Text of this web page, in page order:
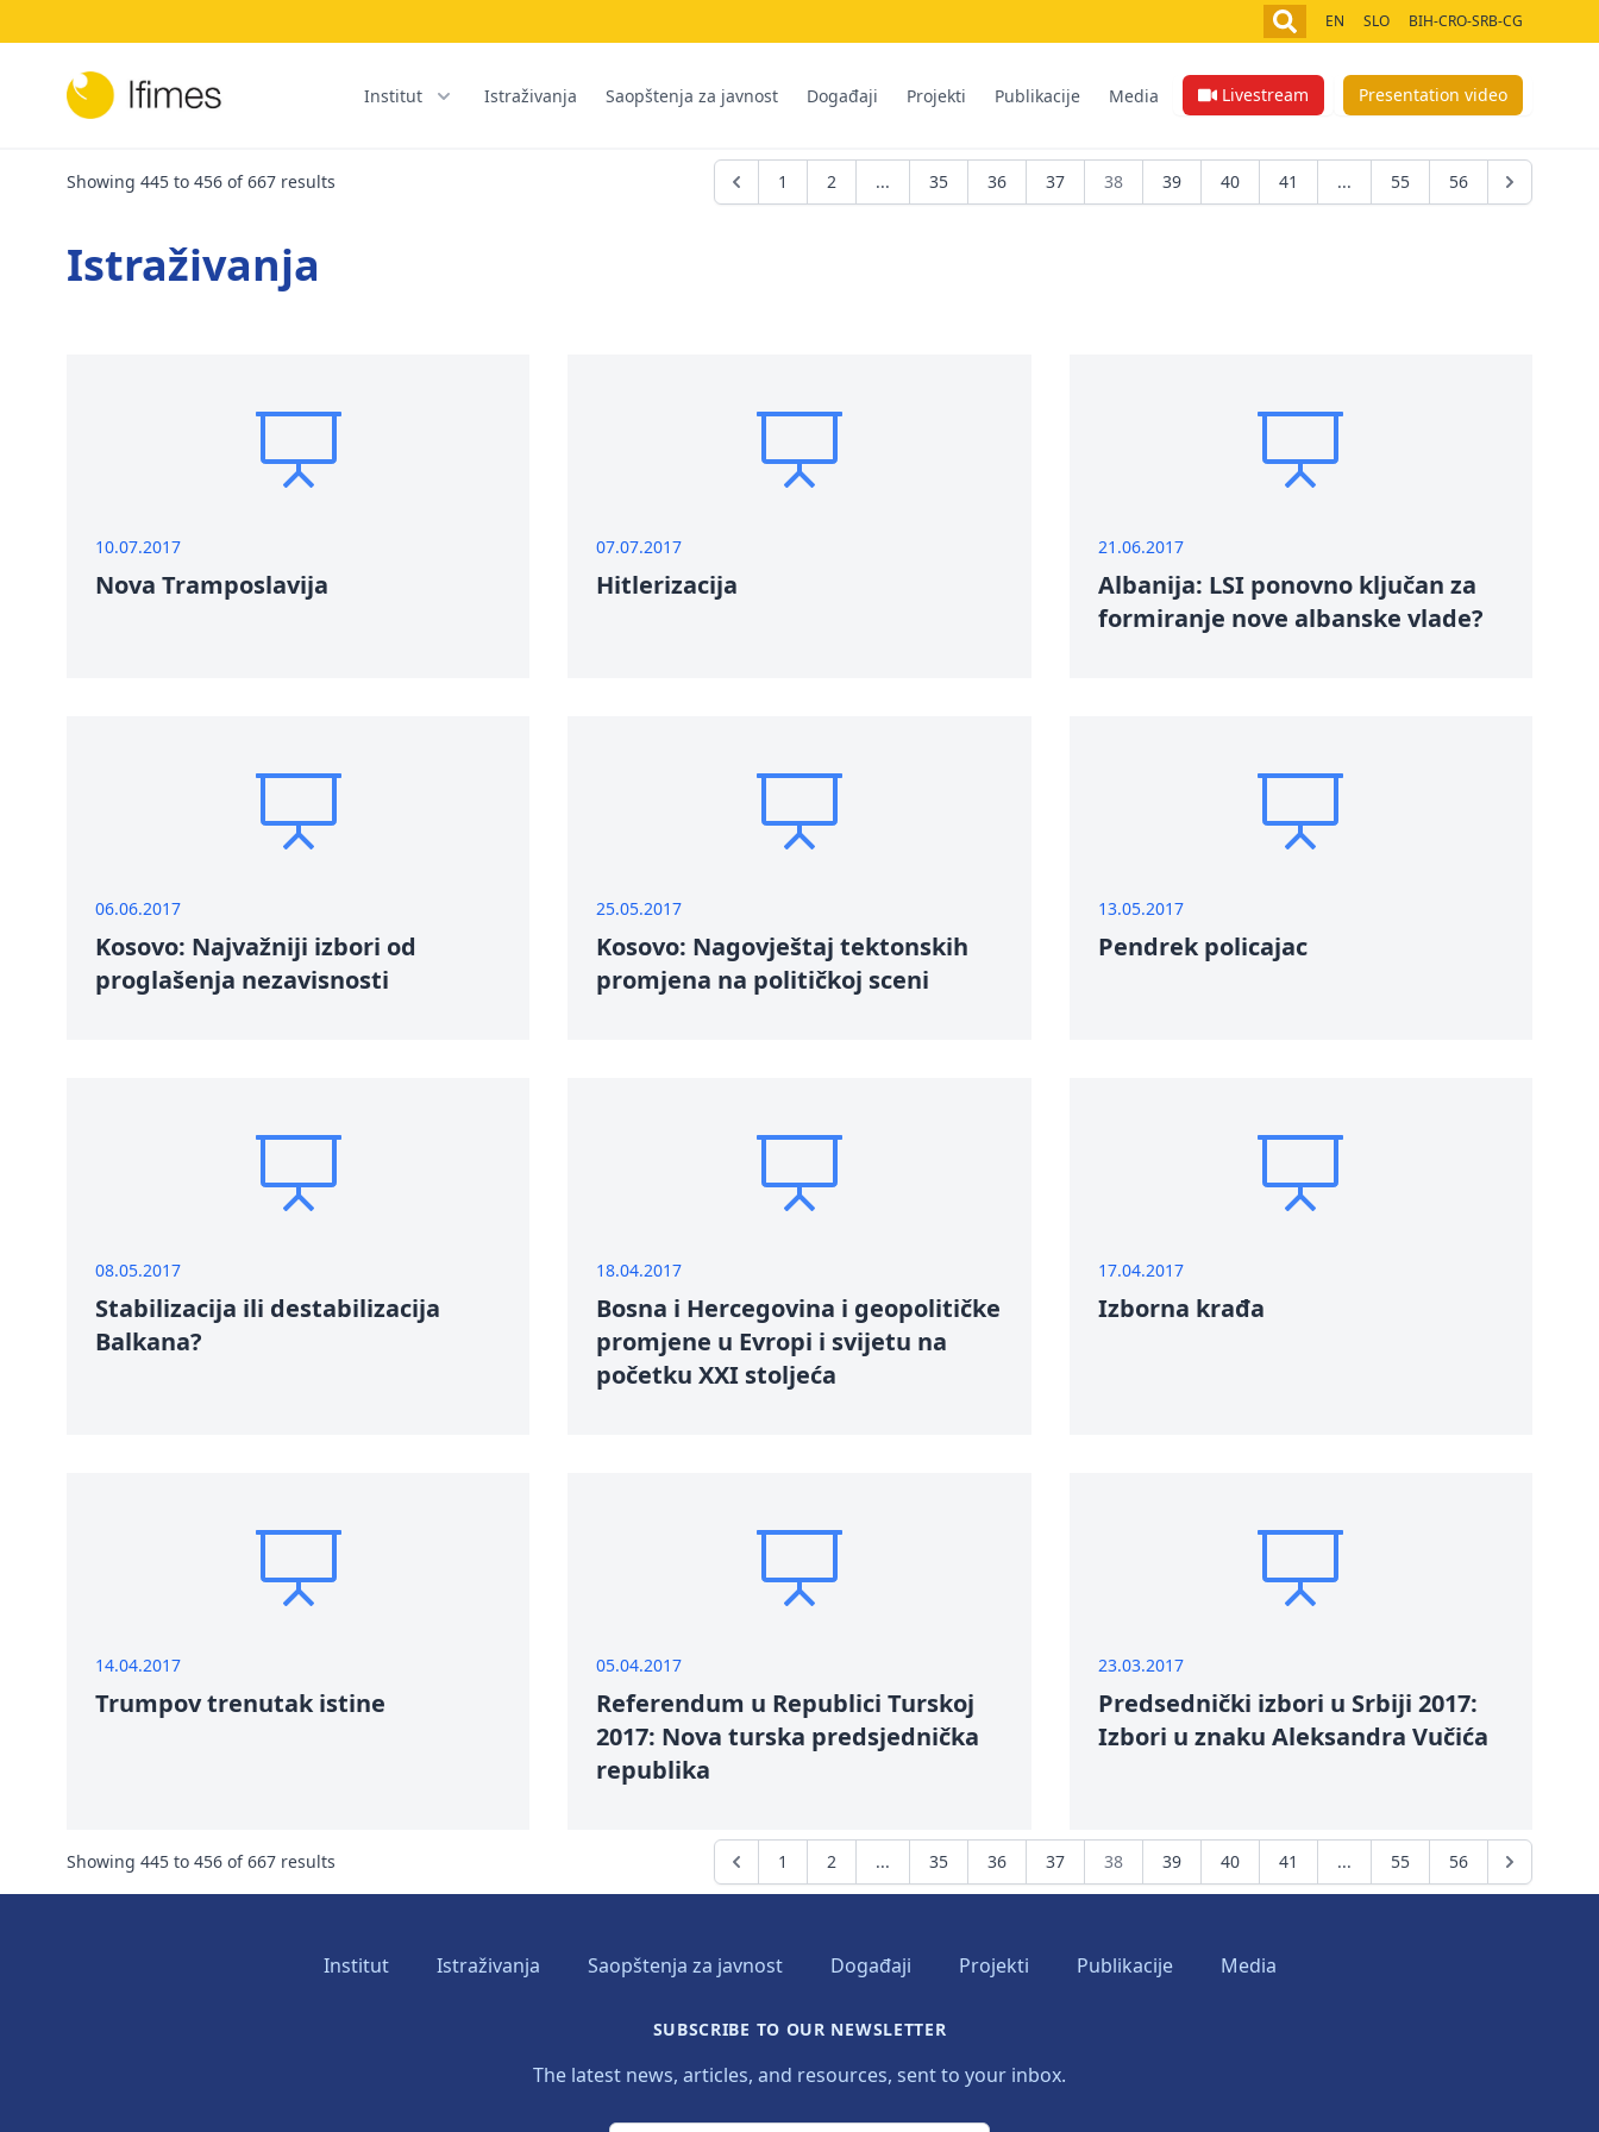
EN SLO BIH-CRO-SRB-CG
Institut Istraživanja Saopštenja za javnost Događaji Projekti Publikacije Media Livestream Presentation video
Showing 445 to 456 of667 results 1 2 ... 35 36 37 38 39 40 41 ... 55 56
Istraživanja
10.07.2017
Nova Tramposlavija
07.07.2017
Hitlerizacija
21.06.2017
Albanija: LSI ponovno ključan za
formiranje nove albanske vlade?
06.06.2017
Kosovo: Najvažniji izbori od
proglašenja nezavisnosti
25.05.2017
Kosovo: Nagovještaj tektonskih
promjena na političkoj sceni
13.05.2017
Pendrek policajac
08.05.2017
Stabilizacija ili destabilizacija
Balkana?
18.04.2017
Bosna i Hercegovina i geopolitičke
promjene u Evropi i svijetu na
početku XXI stoljeća
17.04.2017
Izborna krađa
14.04.2017
Trumpov trenutak istine
05.04.2017
Referendum u Republici Turskoj
2017: Nova turska predsjednička
republika
23.03.2017
Predsednički izbori u Srbiji 2017:
Izbori u znaku Aleksandra Vučića
Showing 445 to 456 of667 results 1 2 ... 35 36 37 38 39 40 41 ... 55 56
Institut Istraživanja Saopštenja za javnost Događaji Projekti Publikacije Media
SUBSCRIBE TO OUR NEWSLETTER
The latest news, articles, and resources, sent to your inbox.